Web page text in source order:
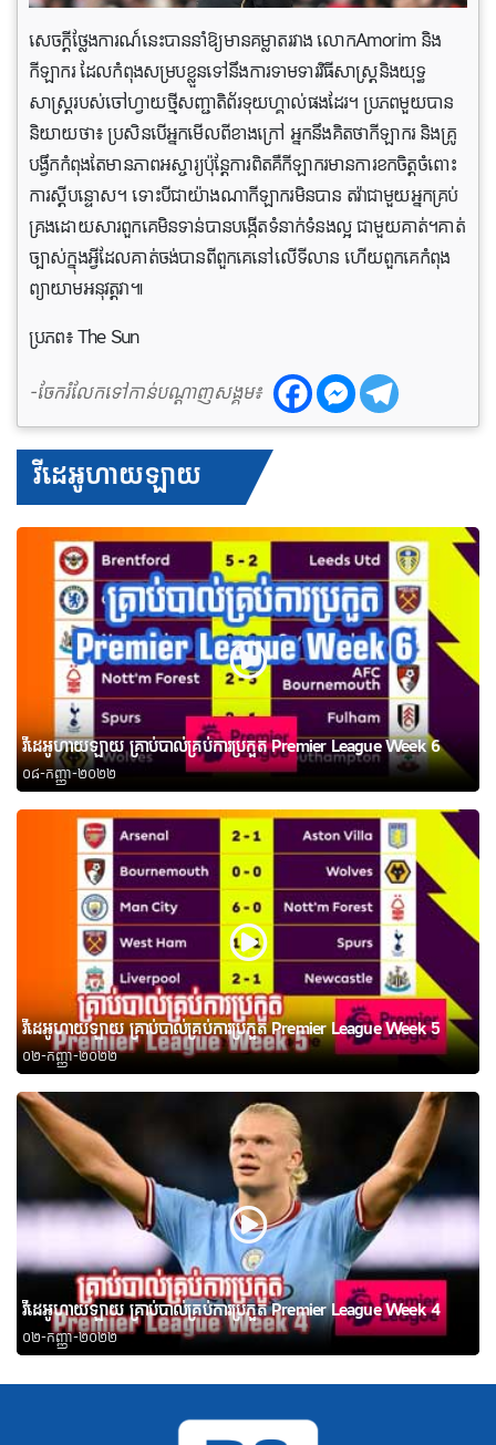
សេចក្តីថ្លែងការណ៍នេះបាននាំឱ្យមានគម្លាតរវាង លោកAmorim និង
កីឡាករ ដែលកំពុងសម្របខ្លួនទៅនឹងការទាមទារវិធីសាស្រ្តនិងយុទ្ធ
សាស្រ្តរបស់ចៅហ្វាយថ្មីសញ្ជាតិព័រទុយហ្គាល់ផងដែរ។ ប្រភព​មួយ​បាន​
និយាយ​ថា៖ ប្រសិន​បើ​អ្នក​មើលពីខាងក្រៅ អ្នក​នឹង​គិត​ថា​កីឡាករ និងគ្រូ
បង្វឹកកំពុង​តែ​មាន​ភាព​អស្ចារ្យប៉ុន្តែការពិតគឺកីឡាករមានការខកចិត្តចំពោះ
ការស្តីបន្ទោស។ ទោះ​បី​ជា​យ៉ាង​ណា​កីឡាករមិន​បាន​ តវ៉ាជាមួយ​អ្នក​គ្រប់​
គ្រង​ដោយ​សារ​ពួក​គេ​មិន​ទាន់​បាន​បង្កើត​ទំនាក់​ទំនងល្អ ជាមួយ​គាត់​។គាត់
ច្បាស់ក្នុងអ្វីដែលគាត់ចង់បានពីពួកគេនៅលើទីលាន ហើយពួកគេកំពុង
ព្យាយាមអនុវត្តវា៕
ប្រភព៖ The Sun
-ចែករំលែកទៅកាន់បណ្តាញសង្គម៖
វីដេអូហាយឡាយ
វីដេអូហាយឡាយ គ្រាប់បាល់គ្រប់ការប្រកួត Premier League Week 6
០៨-កញ្ញា-២០២២
វីដេអូហាយឡាយ គ្រាប់បាល់គ្រប់ការប្រកួត Premier League Week 5
០២-កញ្ញា-២០២២
វីដេអូហាយឡាយ គ្រាប់បាល់គ្រប់ការប្រកួត Premier League Week 4
០២-កញ្ញា-២០២២